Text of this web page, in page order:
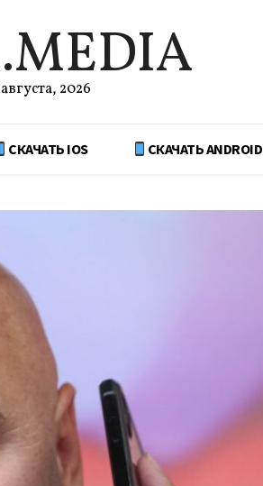
2026
СКАЧАТЬ IOS СКАЧАТЬ ANDROID